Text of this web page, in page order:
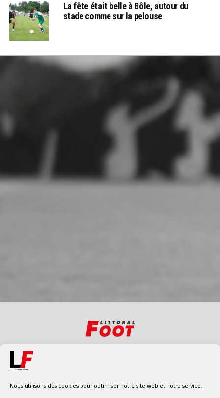
Nous utilisons des cookies pour optimiser notre site web et notre service.
La fête était belle à Bôle, autour du
stade comme sur la pelouse